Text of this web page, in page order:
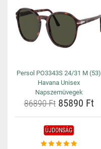
Persol PO3343S 24/31 M (53)
Havana Unisex
Napszemüvegek
86890 Ft85890 Ft
ÚJDONSÁG